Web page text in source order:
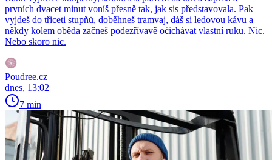
prvních dvacet minut voníš přesně tak, jak sis představovala. Pak
vyjdeš do třiceti stupňů, doběhneš tramvaj, dáš si ledovou kávu a
někdy kolem oběda začneš podezřívavě očichávat vlastní ruku. Nic.
Nebo skoro nic.
Poudree.cz
dnes, 13:02
7 min